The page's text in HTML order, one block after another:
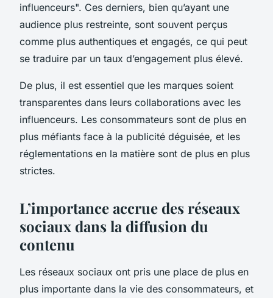
influenceurs". Ces derniers, bien qu’ayant une
audience plus restreinte, sont souvent perçus
comme plus authentiques et engagés, ce qui peut
se traduire par un taux d’engagement plus élevé.
De plus, il est essentiel que les marques soient
transparentes dans leurs collaborations avec les
influenceurs. Les consommateurs sont de plus en
plus méfiants face à la publicité déguisée, et les
réglementations en la matière sont de plus en plus
strictes.
L’importance accrue des réseaux
sociaux dans la diffusion du
contenu
Les réseaux sociaux ont pris une place de plus en
plus importante dans la vie des consommateurs, et